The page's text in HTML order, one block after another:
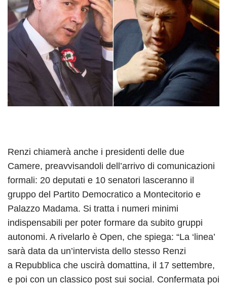
Renzi chiamerà anche i presidenti delle due
Camere, preavvisandoli dell’arrivo di comunicazioni
formali: 20 deputati e 10 senatori lasceranno il
gruppo del Partito Democratico a Montecitorio e
Palazzo Madama. Si tratta i numeri minimi
indispensabili per poter formare da subito gruppi
autonomi. A rivelarlo è Open, che spiega: “La ‘linea’
sarà data da un’intervista dello stesso Renzi
a Repubblica che uscirà domattina, il 17 settembre,
e poi con un classico post sui social. Confermata poi